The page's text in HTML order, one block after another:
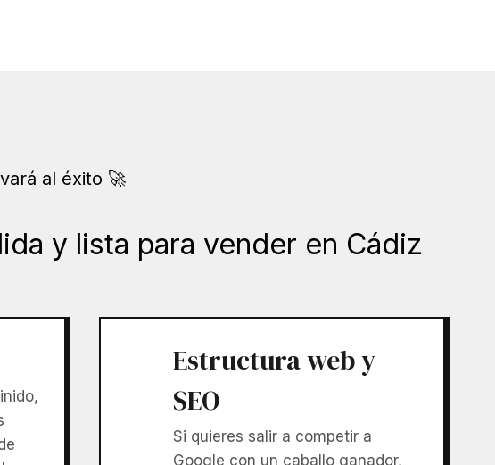
al éxito 🚀
y lista para vender en Cádiz
Estructura web y
SEO
Si quieres salir a competir a
Google con un caballo ganador,